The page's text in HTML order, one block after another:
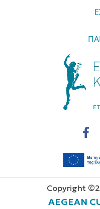
Copyright ©
AEGEAN